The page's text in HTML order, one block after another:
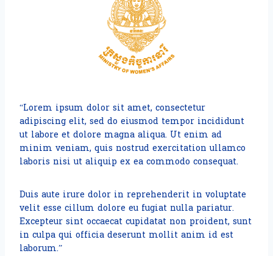
“Lorem ipsum dolor sit amet, consectetur
adipiscing elit, sed do eiusmod tempor incididunt
ut labore et dolore magna aliqua. Ut enim ad
minim veniam, quis nostrud exercitation ullamco
laboris nisi ut aliquip ex ea commodo consequat.
Duis aute irure dolor in reprehenderit in voluptate
velit esse cillum dolore eu fugiat nulla pariatur.
Excepteur sint occaecat cupidatat non proident, sunt
in culpa qui officia deserunt mollit anim id est
laborum.”